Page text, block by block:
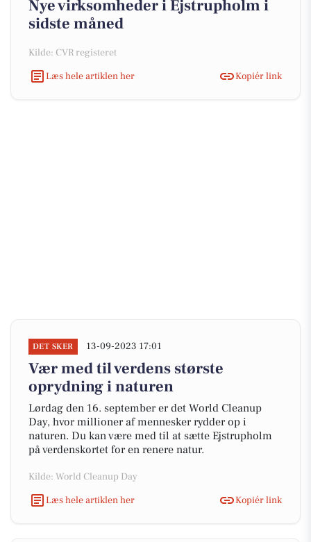
Nye virksomheder i Ejstrupholm i
sidste måned
Kilde: CVR registeret
Læs hele artiklen her
Kopiér link
DET SKER 13-09-2023 17:01
Vær med til verdens største
oprydning i naturen
Lørdag den 16. september er det World Cleanup
Day, hvor millioner af mennesker rydder op i
naturen. Du kan være med til at sætte Ejstrupholm
på verdenskortet for en renere natur.
Kilde: World Cleanup Day
Læs hele artiklen her
Kopiér link